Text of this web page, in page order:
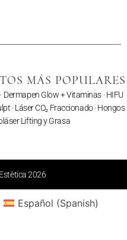
MÁS POPULARES
· Dermapen Glow + Vitaminas ·HIFU
·Láser CO₂ Fraccionado· Hongos
Lifting y Grasa
2026
Español (Spanish)